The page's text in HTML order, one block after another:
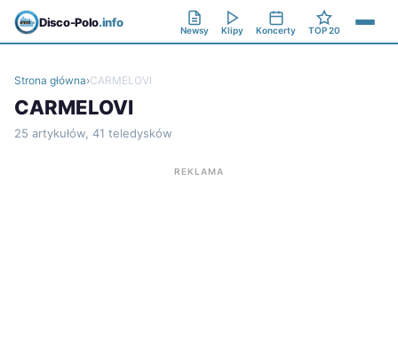
Disco-Polo.info
Newsy Klipy Koncerty TOP 20
Strona główna›CARMELOVI
CARMELOVI
25 artykułów, 41 teledysków
REKLAMA